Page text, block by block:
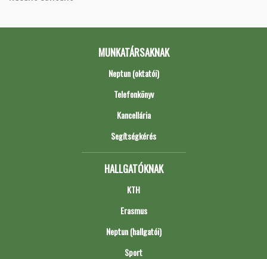
MUNKATÁRSAKNAK
Neptun (oktatói)
Telefonkönyv
Kancellária
Segítségkérés
HALLGATÓKNAK
KTH
Erasmus
Neptun (hallgatói)
Sport